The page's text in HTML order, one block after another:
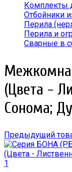
Комплекты
Отбойники
Перила
Перила и
Сварные в
(Цвета -
Сонома;
Предыдущий